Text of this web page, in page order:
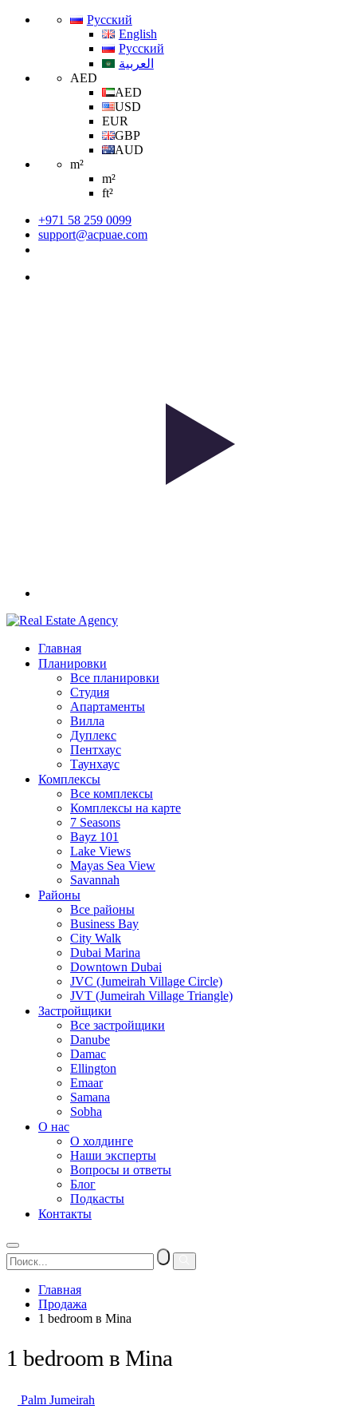
Русский
English
Русский
العربية
AED
AED
USD
EUR
GBP
AUD
m²
m²
ft²
+971 58 259 0099
support@acpuae.com
Главная
Планировки
Все планировки
Студия
Апартаменты
Вилла
Дуплекс
Пентхаус
Таунхаус
Комплексы
Все комплексы
Комплексы на карте
7 Seasons
Bayz 101
Lake Views
Mayas Sea View
Savannah
Районы
Все районы
Business Bay
City Walk
Dubai Marina
Downtown Dubai
JVC (Jumeirah Village Circle)
JVT (Jumeirah Village Triangle)
Застройщики
Все застройщики
Danube
Damac
Ellington
Emaar
Samana
Sobha
О нас
О холдинге
Наши эксперты
Вопросы и ответы
Блог
Подкасты
Контакты
Главная
Продажа
1 bedroom в Mina
1 bedroom в Mina
Palm Jumeirah